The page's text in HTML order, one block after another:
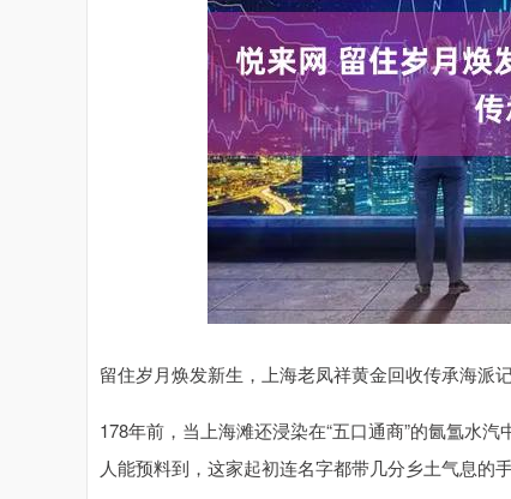
留住岁月焕发新生，上海老凤祥黄金回收传承海派
178年前，当上海滩还浸染在“五口通商”的氤氲水
人能预料到，这家起初连名字都带几分乡土气息的